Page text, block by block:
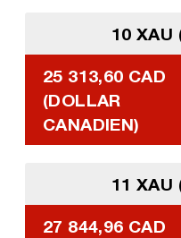
10 XAU
25 313,60 CAD
(DOLLAR
CANADIEN)
11 XAU
27 844,96 CAD